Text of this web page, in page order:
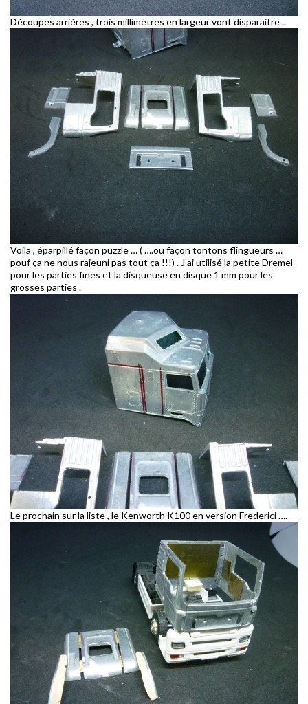
Découpes arrières , trois millimètres en largeur vont disparaitre ..
Voila , éparpillé façon puzzle … ( ….ou façon tontons flingueurs …
pouf ça ne nous rajeuni pas tout ça !!!) . J’ai utilisé la petite Dremel
pour les parties fines et la disqueuse en disque 1 mm pour les
grosses parties .
Le prochain sur la liste , le Kenworth K100 en version Frederici ….